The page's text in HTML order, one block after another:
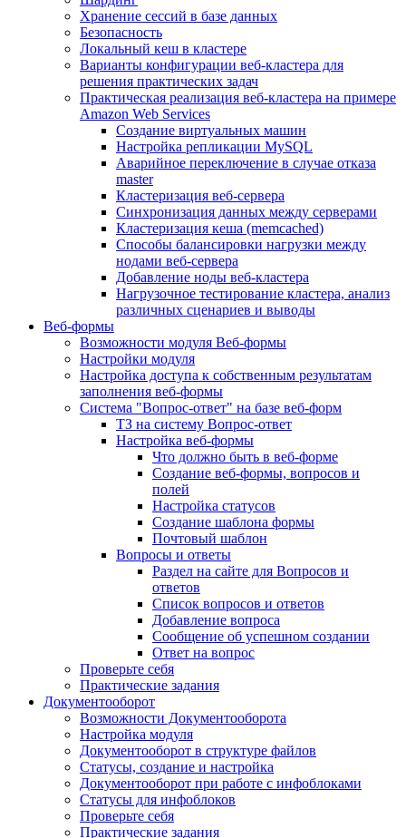
Хранение сессий в базе данных
Безопасность
Локальный кеш в кластере
Варианты конфигурации веб-кластера для
решения практических задач
Практическая реализация веб-кластера на примере
Amazon Web Services
Создание виртуальных машин
Настройка репликации MySQL
Аварийное переключение в случае отказа
master
Кластеризация веб-сервера
Синхронизация данных между серверами
Кластеризация кеша (memcached)
Способы балансировки нагрузки между
нодами веб-сервера
Добавление ноды веб-кластера
Нагрузочное тестирование кластера, анализ
различных сценариев и выводы
Веб-формы
Возможности модуля Веб-формы
Настройки модуля
Настройка доступа к собственным результатам
заполнения веб-формы
Система "Вопрос-ответ" на базе веб-форм
ТЗ на систему Вопрос-ответ
Настройка веб-формы
Что должно быть в веб-форме
Создание веб-формы, вопросов и
полей
Настройка статусов
Создание шаблона формы
Почтовый шаблон
Вопросы и ответы
Раздел на сайте для Вопросов и
ответов
Список вопросов и ответов
Добавление вопроса
Сообщение об успешном создании
Ответ на вопрос
Проверьте себя
Практические задания
Документооборот
Возможности Документооборота
Настройка модуля
Документооборот в структуре файлов
Статусы, создание и настройка
Документооборот при работе с инфоблоками
Статусы для инфоблоков
Проверьте себя
Практические задания